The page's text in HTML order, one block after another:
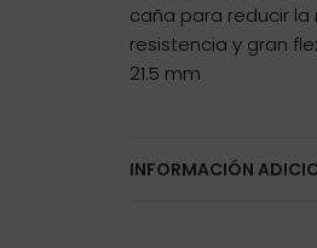
caña para reducir
resistencia y gran
21.5 mm
INFORMACIÓN